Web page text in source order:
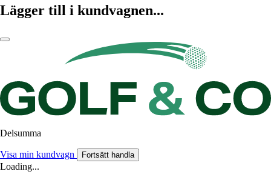
Lägger till i kundvagnen...
Delsumma
Visa min kundvagn Fortsätt handla
Loading...